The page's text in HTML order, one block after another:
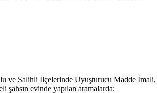
ve Salihli İlçelerinde Uyuşturucu Madde
evinde yapılan aramalarda;